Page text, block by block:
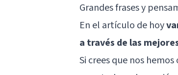
Grandes frases y
En el artículo de hoy
a través de las
Si crees que nos